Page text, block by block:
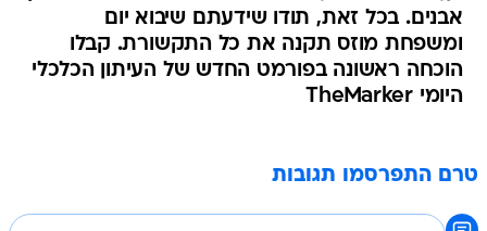
אבנים. בכל זאת, תודו שידעתם שיבוא יום
ומשפחת מוזס תקנה את כל התקשורת. קבלו
הוכחה ראשונה בפורמט החדש של העיתון הכלכלי
היומי TheMarker
טרם התפרסמו תגובות